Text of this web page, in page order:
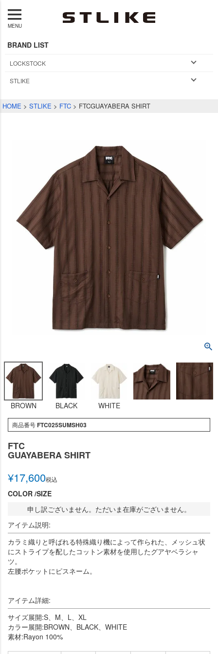
MENU
BRAND LIST
LOCKSTOCK
STLIKE
HOME STLIKE FTC FTCGUAYABERA SHIRT
BROWN BLACK WHITE
商品番号FTC025SUMSH03
FTC
GUAYABERA SHIRT
¥17,600税込
COLOR SIZE
申し訳ございません。ただいま在庫がございません。
アイテム説明:
カラミ織りと呼ばれる特殊織り機によって作られた、メッシュ状
にストライプを配したコットン素材を使用したグアヤベラシャ
ツ。
左腰ポケットにピスネーム。
アイテム詳細:
サイズ展開:S、M、L、XL
カラー展開:BROWN、BLACK、WHITE
素材:Rayon 100%